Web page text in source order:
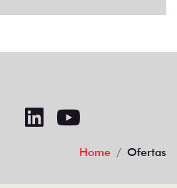
Home Ofertas